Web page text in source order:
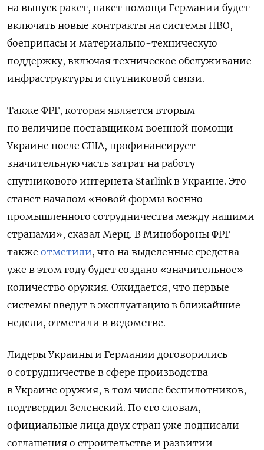
на выпуск ракет, пакет помощи Германии будет
включать новые контракты на системы ПВО,
боеприпасы и материально-техническую
поддержку, включая техническое обслуживание
инфраструктуры и спутниковой связи.
Также ФРГ, которая является вторым
по величине поставщиком военной помощи
Украине после США, профинансирует
значительную часть затрат на работу
спутникового интернета Starlink в Украине. Это
станет началом «новой формы военно-
промышленного сотрудничества между нашими
странами», сказал Мерц. В Минобороны ФРГ
также отметили, что на выделенные средства
уже в этом году будет создано «значительное»
количество оружия. Ожидается, что первые
системы введут в эксплуатацию в ближайшие
недели, отметили в ведомстве.
Лидеры Украины и Германии договорились
о сотрудничестве в сфере производства
в Украине оружия, в том числе беспилотников,
подтвердил Зеленский. По его словам,
официальные лица двух стран уже подписали
соглашения о строительстве и развитии